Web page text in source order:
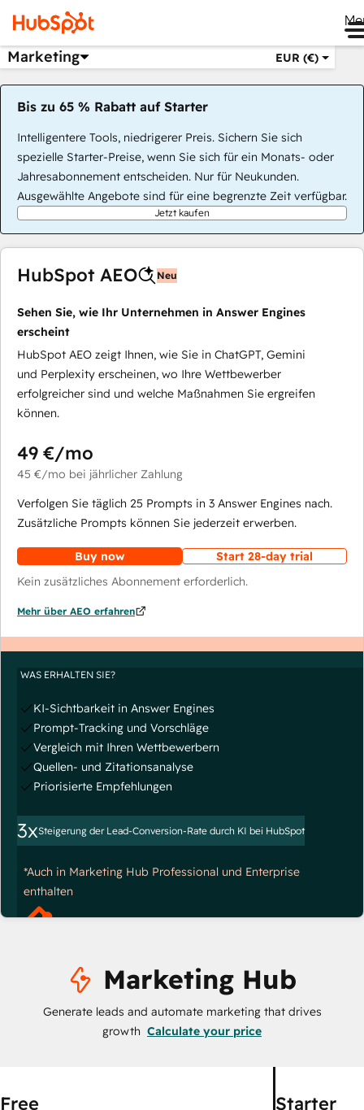
Marketing EUR (€)
Bis zu 65 % Rabatt auf Starter
Intelligentere Tools, niedrigerer Preis. Sichern Sie sich
spezielle Starter-Preise, wenn Sie sich für ein Monats- oder
Jahresabonnement entscheiden. Nur für Neukunden.
Ausgewählte Angebote sind für eine begrenzte Zeit verfügbar.
Jetzt kaufen
HubSpot AEO Neu
Sehen Sie, wie Ihr Unternehmen in Answer Engines
erscheint
HubSpot AEO zeigt Ihnen, wie Sie in ChatGPT, Gemini
und Perplexity erscheinen, wo Ihre Wettbewerber
erfolgreicher sind und welche Maßnahmen Sie ergreifen
können.
49 €/mo
45 €/mo bei jährlicher Zahlung
Verfolgen Sie täglich 25 Prompts in 3 Answer Engines nach.
Zusätzliche Prompts können Sie jederzeit erwerben.
Buy now
Start 28-day trial
Kein zusätzliches Abonnement erforderlich.
Mehr über AEO erfahren
WAS ERHALTEN SIE?
KI-Sichtbarkeit in Answer Engines
Prompt-Tracking und Vorschläge
Vergleich mit Ihren Wettbewerbern
Quellen- und Zitationsanalyse
Priorisierte Empfehlungen
3xSteigerung der Lead-Conversion-Rate durch KI bei HubSpot
*Auch in Marketing Hub Professional und Enterprise
enthalten
Marketing Hub
Generate leads and automate marketing that drives
growth Calculate your price
Free Starter